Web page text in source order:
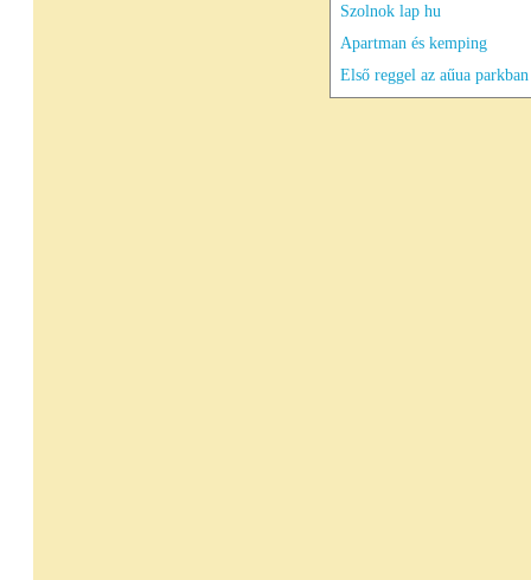
Szolnok lap hu
Apartman és kemping
Első reggel az aűua parkban